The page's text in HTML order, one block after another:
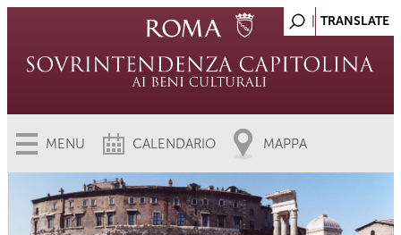
MENU CALENDARIO MAPPA